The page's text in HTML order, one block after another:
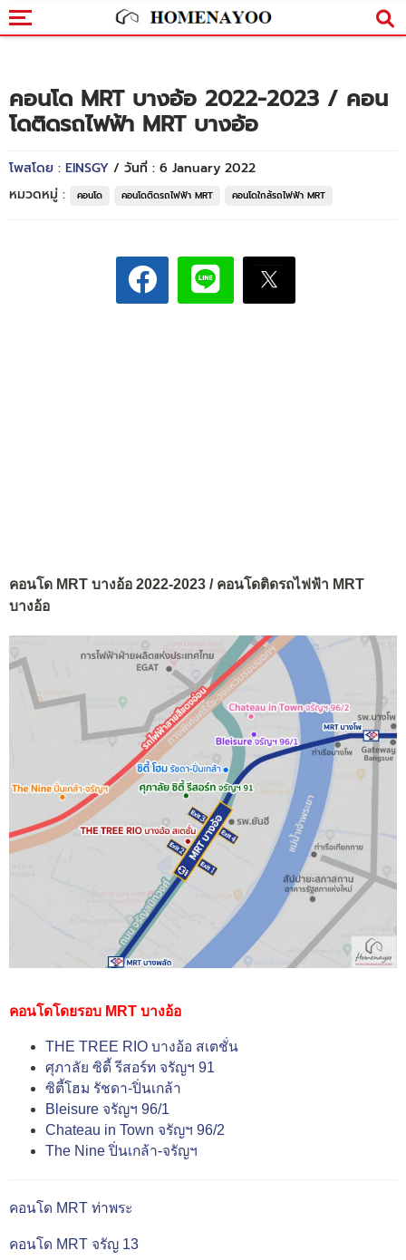
คอนโด MRT บางอ้อ 2022-2023 / คอน
โดติดรถไฟฟ้า MRT บางอ้อ
โพสโดย : EINSGY / วันที่ : 6 January 2022
หมวดหมู่ :
คอนโด คอนโดติดรถไฟฟ้า MRT คอนโดใกล้รถไฟฟ้า MRT
คอนโด MRT บางอ้อ 2022-2023 / คอนโดติดรถไฟฟ้า MRT
บางอ้อ
คอนโดโดยรอบ MRT บางอ้อ
THE TREE RIO บางอ้อ สเตชั่น
ศุภาลัย ซิตี้ รีสอร์ท จรัญฯ 91
ซิตี้โฮม รัชดา-ปิ่นเกล้า
Bleisure จรัญฯ 96/1
Chateau in Town จรัญฯ 96/2
The Nine ปิ่นเกล้า-จรัญฯ
คอนโด MRT ท่าพระ
คอนโด MRT จรัญ 13